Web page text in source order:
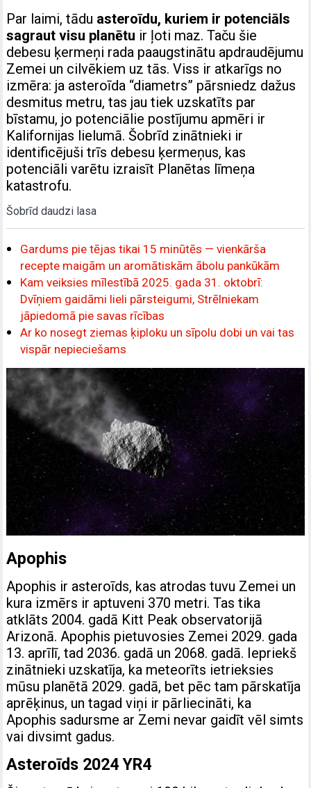
Par laimi, tādu asteroīdu, kuriem ir potenciāls
sagraut visu planētu ir ļoti maz. Taču šie
debesu ķermeņi rada paaugstinātu apdraudējumu
Zemei un cilvēkiem uz tās. Viss ir atkarīgs no
izmēra: ja asteroīda “diametrs” pārsniedz dažus
desmitus metru, tas jau tiek uzskatīts par
bīstamu, jo potenciālie postījumu apmēri ir
Kalifornijas lielumā. Šobrīd zinātnieki ir
identificējuši trīs debesu ķermeņus, kas
potenciāli varētu izraisīt Planētas līmeņa
katastrofu.
Šobrīd daudzi lasa
Gardums pie tējas tikai 15 minūtēs — vienkārša
recepte maigām un aromātiskām ābolu pankūkām
Kam veiksies mīlestībā 2025. gada 31. oktobrī:
Dvīņiem gaidāmi lieli pārsteigumi, Strēlniekam
jāpiedomā pie savas rīcības
Ar ko nosegt ziemas ķiploku un sīpolu dobi un vai tas
vispār nepieciešams
Apophis
Apophis ir asteroīds, kas atrodas tuvu Zemei un
kura izmērs ir aptuveni 370 metri. Tas tika
atklāts 2004. gadā Kitt Peak observatorijā
Arizonā. Apophis pietuvosies Zemei 2029. gada
13. aprīlī, tad 2036. gadā un 2068. gadā. Iepriekš
zinātnieki uzskatīja, ka meteorīts ietrieksies
mūsu planētā 2029. gadā, bet pēc tam pārskatīja
aprēķinus, un tagad viņi ir pārliecināti, ka
Apophis sadursme ar Zemi nevar gaidīt vēl simts
vai divsimt gadus.
Asteroīds 2024 YR4